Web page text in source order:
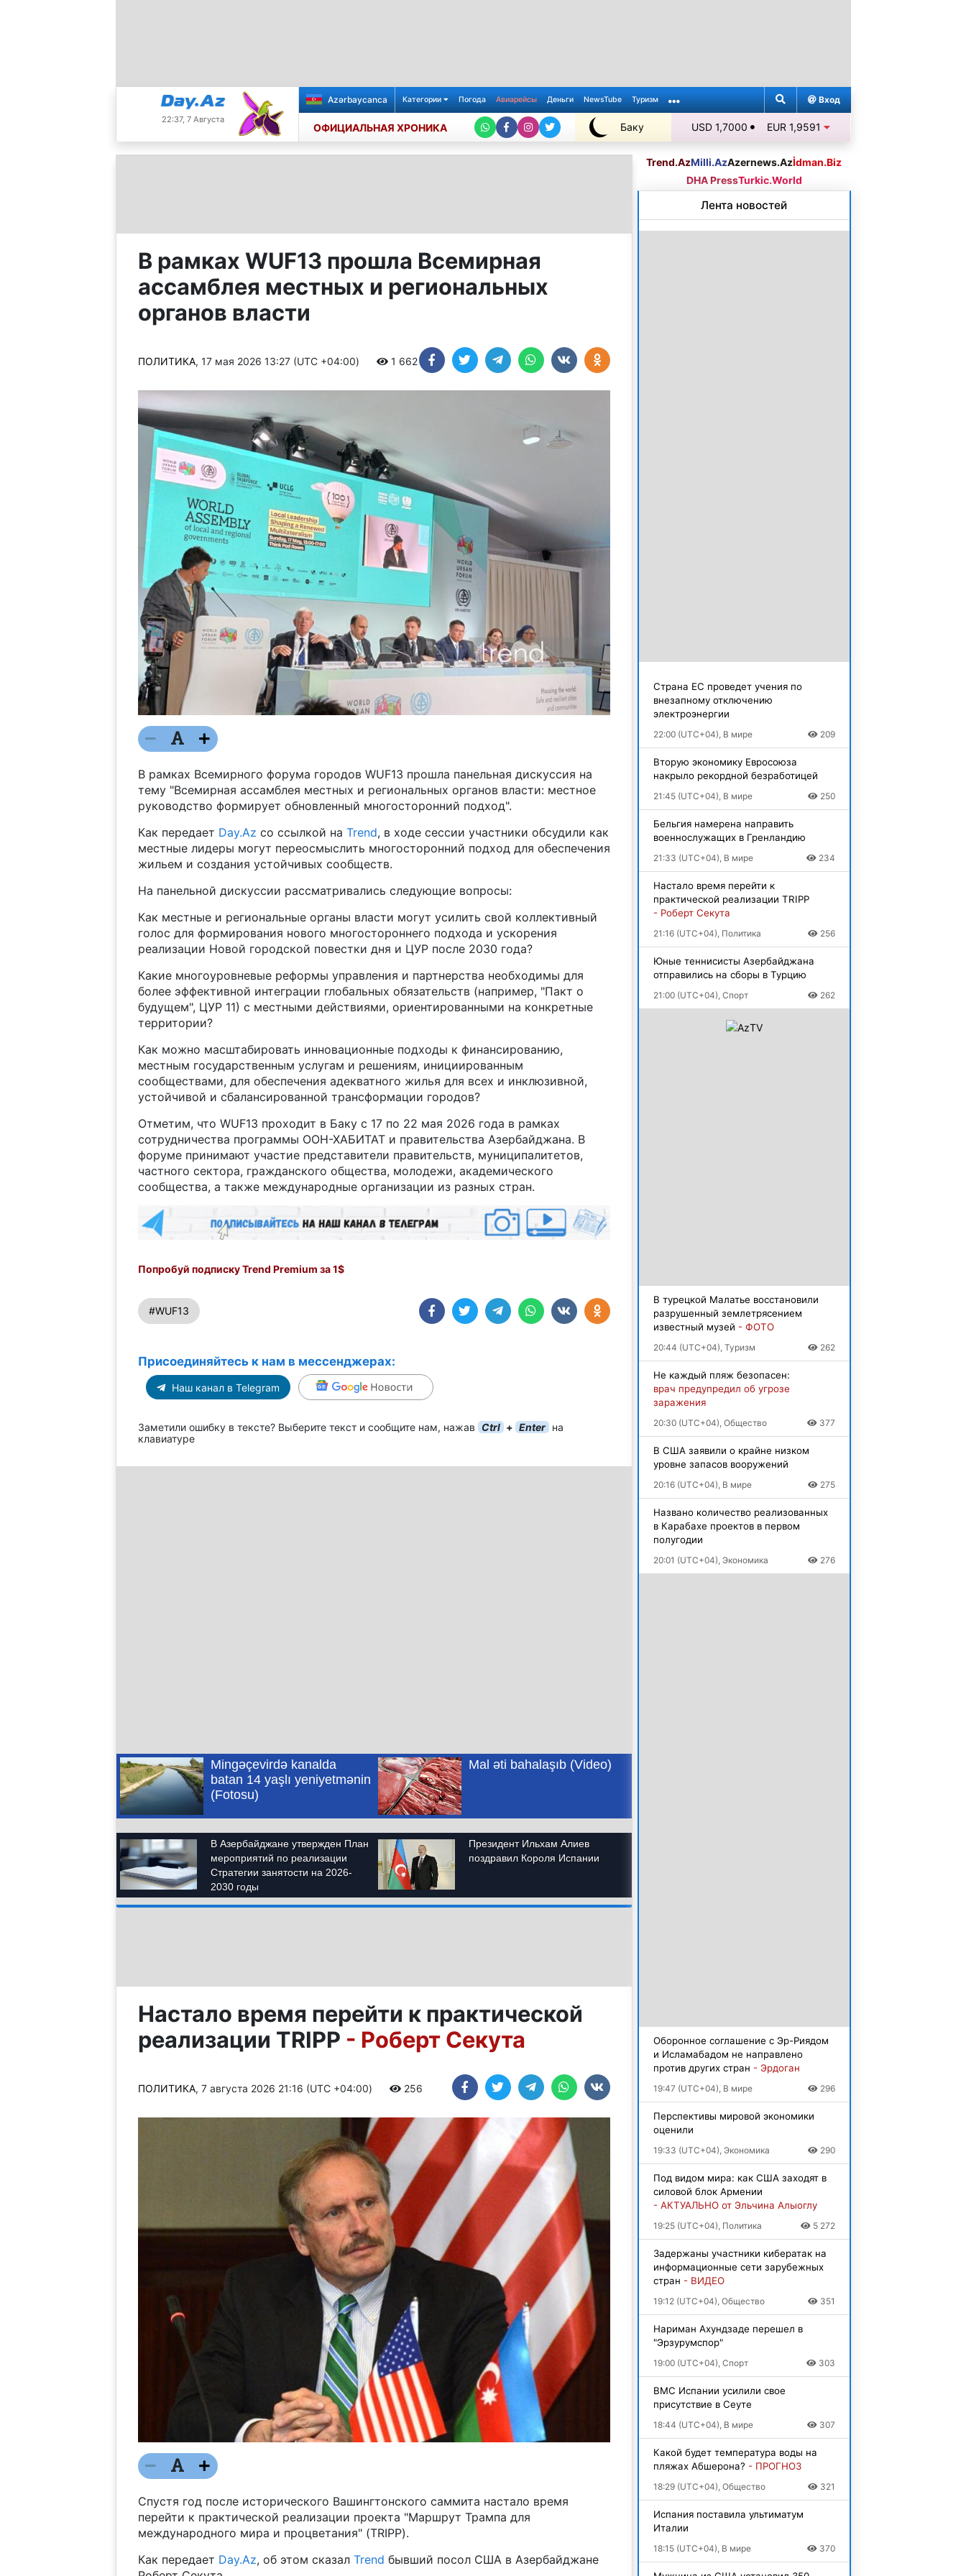
22:37, 7 Августа
Azərbaycanca Категории Погода Авиарейсы Деньги NewsTube Туризм Вход
ОФИЦИАЛЬНАЯ ХРОНИКА Баку
+26℃
USD 1,7000 EUR 1,9591
В рамках WUF13 прошла Всемирная
ассамблея местных и региональных
органов власти
ПОЛИТИКА, 17 мая 2026 13:27 (UTC +04:00) 1 662
В рамках Всемирного форума городов WUF13 прошла панельная дискуссия на
тему "Всемирная ассамблея местных и региональных органов власти: местное
руководство формирует обновленный многосторонний подход".
Как передает Day.Az со ссылкой на Trend, в ходе сессии участники обсудили как
местные лидеры могут переосмыслить многосторонний подход для обеспечения
жильем и создания устойчивых сообществ.
На панельной дискуссии рассматривались следующие вопросы:
Как местные и региональные органы власти могут усилить свой коллективный
голос для формирования нового многостороннего подхода и ускорения
реализации Новой городской повестки дня и ЦУР после 2030 года?
Какие многоуровневые реформы управления и партнерства необходимы для
более эффективной интеграции глобальных обязательств (например, "Пакт о
будущем", ЦУР 11) с местными действиями, ориентированными на конкретные
территории?
Как можно масштабировать инновационные подходы к финансированию,
местным государственным услугам и решениям, инициированным
сообществами, для обеспечения адекватного жилья для всех и инклюзивной,
устойчивой и сбалансированной трансформации городов?
Отметим, что WUF13 проходит в Баку с 17 по 22 мая 2026 года в рамках
сотрудничества программы ООН-ХАБИТАТ и правительства Азербайджана. В
форуме принимают участие представители правительств, муниципалитетов,
частного сектора, гражданского общества, молодежи, академического
сообщества, а также международные организации из разных стран.
Попробуй подписку Trend Premium за 1$
#WUF13
Присоединяйтесь к нам в мессенджерах:
Наш канал в Telegram
Заметили ошибку в тексте? Выберите текст и сообщите нам, нажав Ctrl + Enter на
клавиатуре
Настало время перейти к практической
реализации TRIPP - Роберт Секута
ПОЛИТИКА, 7 августа 2026 21:16 (UTC +04:00) 256
Спустя год после исторического Вашингтонского саммита настало время
перейти к практической реализации проекта "Маршрут Трампа для
международного мира и процветания" (TRIPP).
Как передает Day.Az, об этом сказал Trend бывший посол США в Азербайджане
Trend.AzMilli.AzAzernews.Azİdman.Biz
DHA PressTurkic.World
Лента новостей
Страна ЕС проведет учения по
внезапному отключению
электроэнергии
22:00 (UTC+04), В мире 209
Вторую экономику Евросоюза
накрыло рекордной безработицей
21:45 (UTC+04), В мире 250
Бельгия намерена направить
военнослужащих в Гренландию
21:33 (UTC+04), В мире 234
Настало время перейти к
практической реализации TRIPP
- Роберт Секута
21:16 (UTC+04), Политика 256
Юные теннисисты Азербайджана
отправились на сборы в Турцию
21:00 (UTC+04), Спорт 262
В турецкой Малатье восстановили
разрушенный землетрясением
известный музей - ФОТО
20:44 (UTC+04), Туризм 262
Не каждый пляж безопасен:
врач предупредил об угрозе
заражения
20:30 (UTC+04), Общество 377
В США заявили о крайне низком
уровне запасов вооружений
20:16 (UTC+04), В мире 275
Названо количество реализованных
в Карабахе проектов в первом
полугодии
20:01 (UTC+04), Экономика 276
Оборонное соглашение с Эр-Риядом
и Исламабадом не направлено
против других стран - Эрдоган
19:47 (UTC+04), В мире 296
Перспективы мировой экономики
оценили
19:33 (UTC+04), Экономика 290
Под видом мира: как США заходят в
силовой блок Армении
- АКТУАЛЬНО от Эльчина Алыоглу
19:25 (UTC+04), Политика 5 272
Задержаны участники кибератак на
информационные сети зарубежных
стран - ВИДЕО
19:12 (UTC+04), Общество 351
Нариман Ахундзаде перешел в
"Эрзурумспор"
19:00 (UTC+04), Спорт 303
ВМС Испании усилили свое
присутствие в Сеуте
18:44 (UTC+04), В мире 307
Какой будет температура воды на
пляжах Абшерона? - ПРОГНОЗ
18:29 (UTC+04), Общество 321
Испания поставила ультиматум
Италии
18:15 (UTC+04), В мире 370